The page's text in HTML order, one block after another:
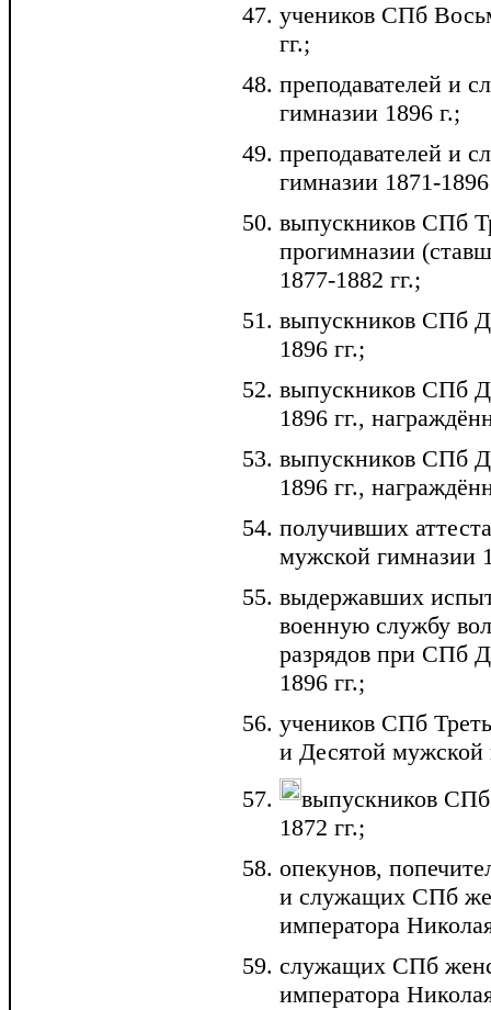
учеников СПб
гг.;
преподавателей и
гимназии 1896 г.;
преподавателей и
гимназии 1871-1896
выпускников СПб
прогимназии
1877-1882 гг.;
выпускников СПб
1896 гг.;
выпускников СПб
1896 гг.,
выпускников СПб
1896 гг.,
получивших
мужской гимназии
выдержавших
военную службу
разрядов при СПб
1896 гг.;
учеников СПб
и Десятой мужской
выпускников
1872 гг.;
опекунов,
и служащих СПб
императора
служащих СПб
императора